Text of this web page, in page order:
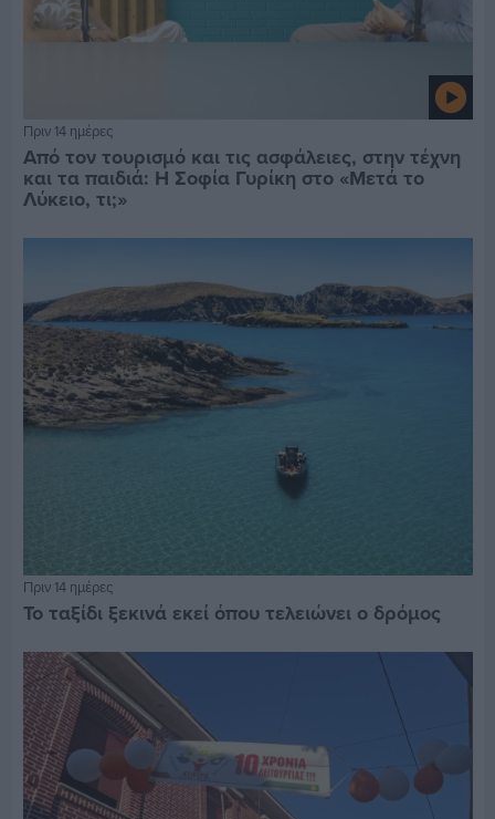
Πριν 14 ημέρες
Από τον τουρισμό και τις ασφάλειες, στην τέχνη
και τα παιδιά: Η Σοφία Γυρίκη στο «Μετά το
Λύκειο, τι;»
Πριν 14 ημέρες
Το ταξίδι ξεκινά εκεί όπου τελειώνει ο δρόμος